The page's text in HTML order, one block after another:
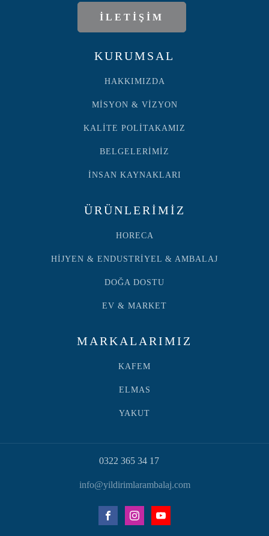
İLETİŞİM
KURUMSAL
HAKKIMIZDA
MİSYON & VİZYON
KALİTE POLİTAKAMIZ
BELGELERİMİZ
İNSAN KAYNAKLARI
ÜRÜNLERİMİZ
HORECA
HİJYEN & ENDUSTRİYEL & AMBALAJ
DOĞA DOSTU
EV & MARKET
MARKALARIMIZ
KAFEM
ELMAS
YAKUT
0322 365 34 17
info@yildirimlarambalaj.com